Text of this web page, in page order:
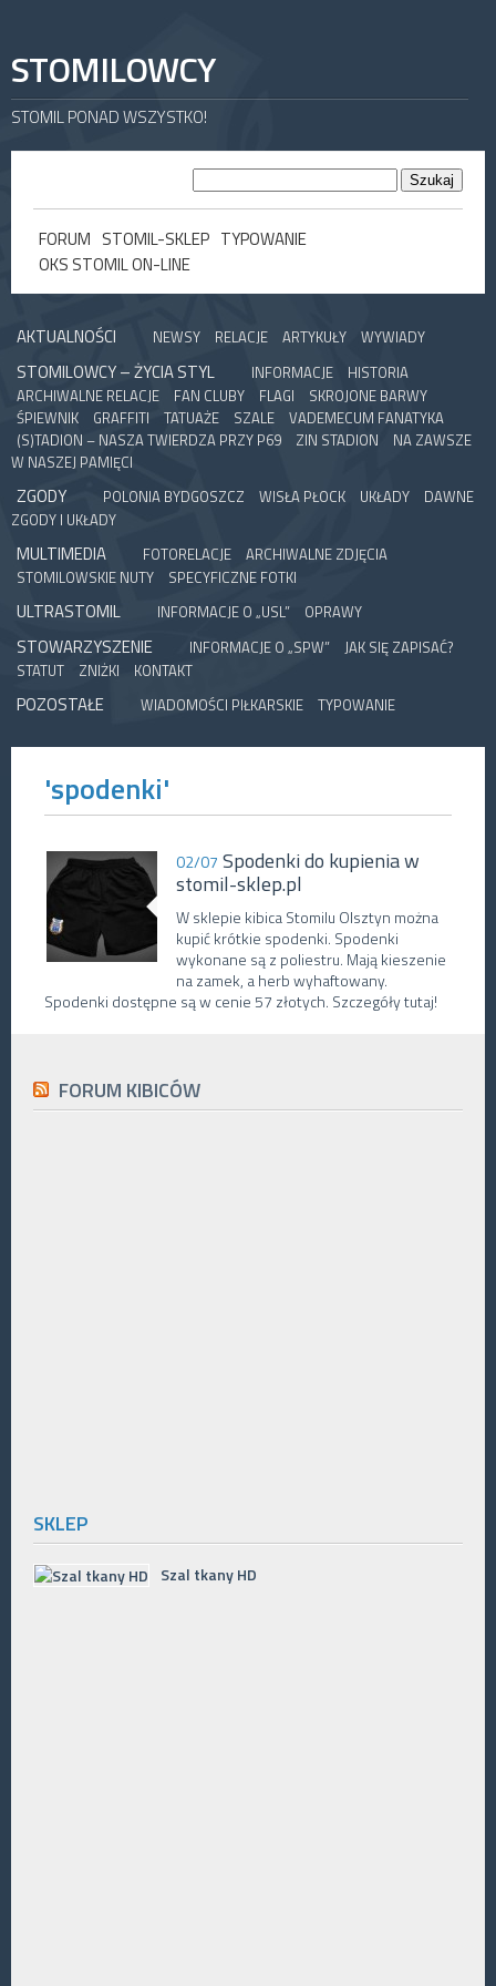
STOMILOWCY
STOMIL PONAD WSZYSTKO!
FORUM STOMIL-SKLEP TYPOWANIE
OKS STOMIL ON-LINE
AKTUALNOŚCI NEWSY RELACJE ARTYKUŁY WYWIADY
STOMILOWCY – ŻYCIA STYL INFORMACJE
HISTORIA
ARCHIWALNE RELACJE
FAN CLUBY FLAGI
SKROJONE BARWY
ŚPIEWNIK
GRAFFITI TATUAŻE SZALE
VADEMECUM FANATYKA
(S)TADION – NASZA TWIERDZA PRZY P69
ZIN STADION
NA ZAWSZE
W NASZEJ PAMIĘCI
ZGODY POLONIA BYDGOSZCZ WISŁA PŁOCK UKŁADY
DAWNE
ZGODY I UKŁADY
MULTIMEDIA FOTORELACJE
ARCHIWALNE ZDJĘCIA
STOMILOWSKIE NUTY
SPECYFICZNE FOTKI
ULTRASTOMIL INFORMACJE O „USL” OPRAWY
STOWARZYSZENIE INFORMACJE O „SPW”
JAK SIĘ ZAPISAĆ?
STATUT
ZNIŻKI KONTAKT
POZOSTAŁE WIADOMOŚCI PIŁKARSKIE TYPOWANIE
'spodenki'
02/07 Spodenki do kupienia w
stomil-sklep.pl
W sklepie kibica Stomilu Olsztyn można
kupić krótkie spodenki. Spodenki
wykonane są z poliestru. Mają kieszenie
na zamek, a herb wyhaftowany.
Spodenki dostępne są w cenie 57 złotych. Szczegóły tutaj!
FORUM KIBICÓW
SKLEP
Szal tkany HD